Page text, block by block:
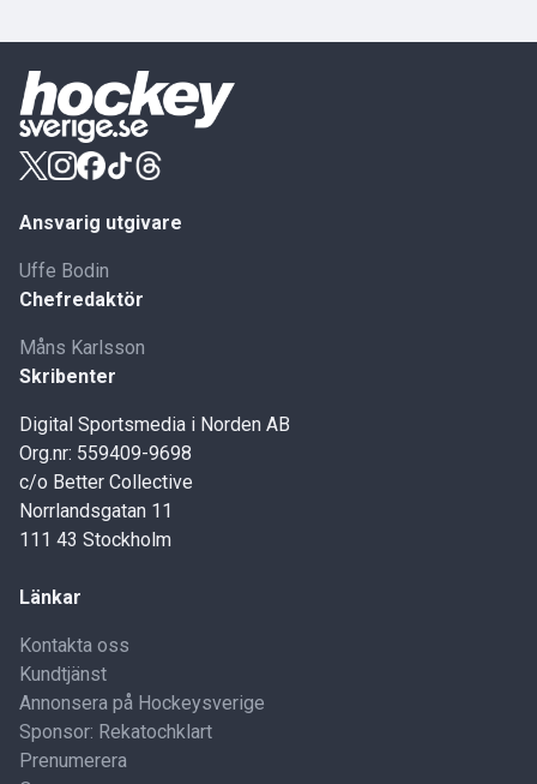
Ansvarig utgivare
Uffe Bodin
Chefredaktör
Måns Karlsson
Skribenter
Digital Sportsmedia i Norden AB
Org.nr: 559409-9698
c/o Better Collective
Norrlandsgatan 11
111 43 Stockholm
Länkar
Kontakta oss
Kundtjänst
Annonsera på Hockeysverige
Sponsor: Rekatochklart
Prenumerera